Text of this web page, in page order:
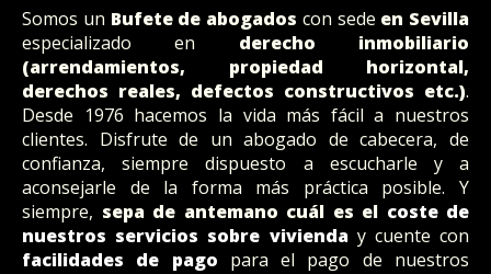
Somos un Bufete de abogados con sede en Sevilla
especializado en derecho inmobiliario
(arrendamientos, propiedad horizontal,
derechos reales, defectos constructivos etc.).
Desde 1976 hacemos la vida más fácil a nuestros
clientes. Disfrute de un abogado de cabecera, de
confianza, siempre dispuesto a escucharle y a
aconsejarle de la forma más práctica posible. Y
siempre, sepa de antemano cuál es el coste de
nuestros servicios sobre vivienday cuente con
facilidades de pago para el pago de nuestros